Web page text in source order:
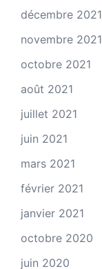
décembre 2021
novembre 2021
octobre 2021
août 2021
juillet 2021
juin 2021
mars 2021
février 2021
janvier 2021
octobre 2020
juin 2020